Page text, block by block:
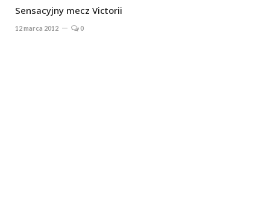
Sensacyjny mecz Victorii
12 marca 2012 0